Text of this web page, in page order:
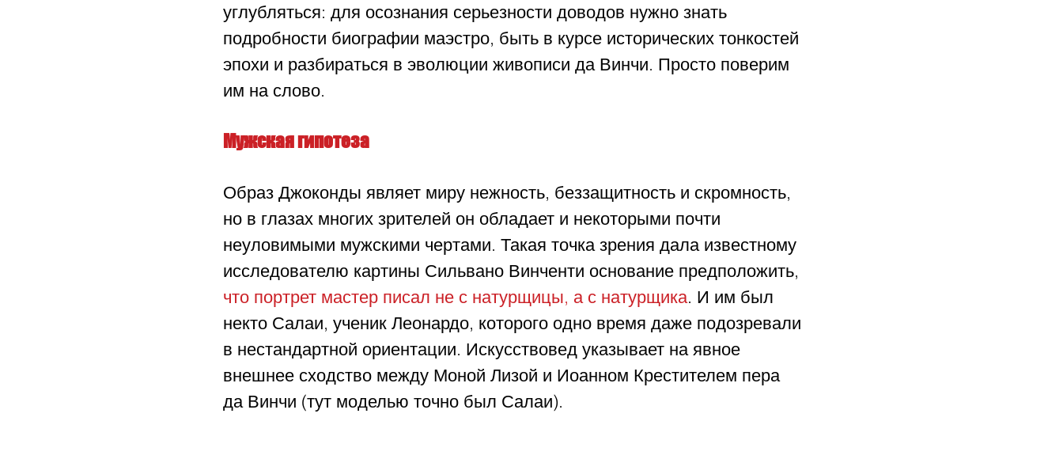
углубляться: для осознания серьезности доводов нужно знать
подробности биографии маэстро, быть в курсе исторических тонкостей
эпохи и разбираться в эволюции живописи да Винчи. Просто поверим
им на слово.
Мужская гипотеза
Образ Джоконды являет миру нежность, беззащитность и скромность,
но в глазах многих зрителей он обладает и некоторыми почти
неуловимыми мужскими чертами. Такая точка зрения дала известному
исследователю картины Сильвано Винченти основание предположить,
что портрет мастер писал не с натурщицы, а с натурщика. И им был
некто Салаи, ученик Леонардо, которого одно время даже подозревали
в нестандартной ориентации. Искусствовед указывает на явное
внешнее сходство между Моной Лизой и Иоанном Крестителем пера
да Винчи (тут моделью точно был Салаи).